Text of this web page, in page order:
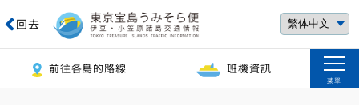
回去
前往各島的路線 班機資訊
菜單